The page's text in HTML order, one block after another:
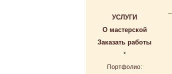
УСЛУГИ
О мастерской
Заказать работы
*
Портфолио: